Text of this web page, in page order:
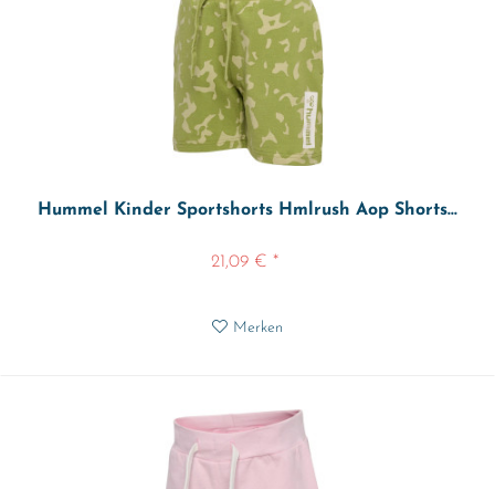
Hummel Kinder Sportshorts Hmlrush Aop Shorts...
21,09 € *
Merken